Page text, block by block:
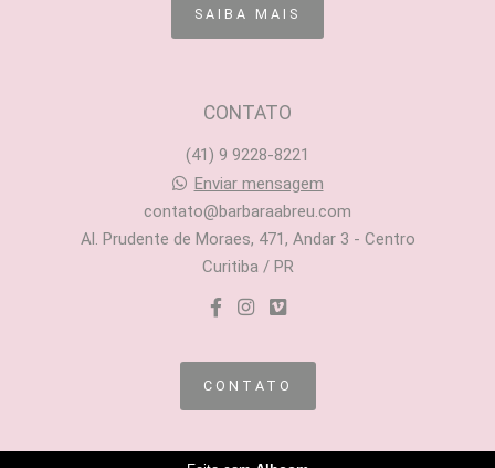
SAIBA MAIS
CONTATO
(41) 9 9228-8221
Enviar mensagem
contato@barbaraabreu.com
Al. Prudente de Moraes, 471, Andar 3 - Centro
Curitiba / PR
CONTATO